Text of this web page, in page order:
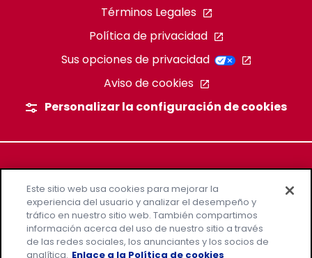
Términos Legales
Política de privacidad
Sus opciones de privacidad
Aviso de cookies
Personalizar la configuración de cookies
Este sitio web usa cookies para mejorar la
experiencia del usuario y analizar el desempeño y
tráfico en nuestro sitio web. También compartimos
información acerca del uso de nuestro sitio a través
de las redes sociales, los anunciantes y los socios de
analítica. Enlace a la Política de cookies